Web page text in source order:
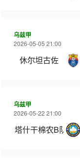
乌兹甲
2026-05-05 21:00
休尔坦古佐
乌兹甲
2026-05-22 21:00
塔什干棉农B队